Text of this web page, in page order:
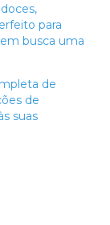
para
busca uma
de
de
suas